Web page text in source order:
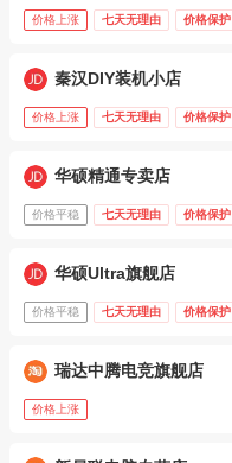
价格上涨 七天无理由 价格保护
秦汉DIY装机小店
价格上涨 七天无理由 价格保护
华硕精通专卖店
价格平稳 七天无理由 价格保护
华硕Ultra旗舰店
价格平稳 七天无理由 价格保护
瑞达中腾电竞旗舰店
价格上涨